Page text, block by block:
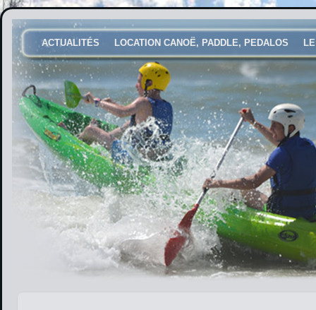
ACTUALITÉS LOCATION CANOË, PADDLE, PEDALOS